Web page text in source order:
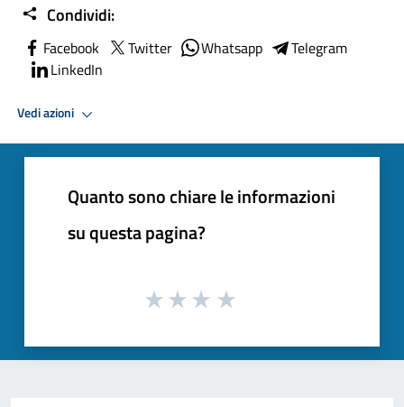
Condividi:
Facebook Twitter Whatsapp
Telegram
LinkedIn
Vedi azioni
Quanto sono chiare le informazioni
su questa pagina?